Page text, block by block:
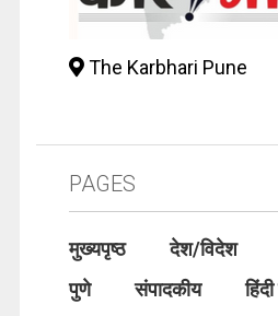
The Karbhari Pune
PAGES
मुख्यपृष्ठ देश/विदेश
पुणे
संपादकीय